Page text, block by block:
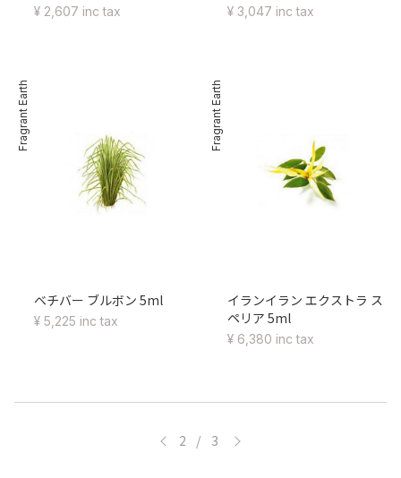
¥ 2,607 inc tax ¥ 3,047 inc tax
Fragrant Earth
ベチバー ブルボン 5ml
¥ 5,225 inc tax
Fragrant Earth
イランイラン エクストラ ス
ペリア 5ml
¥ 6,380 inc tax
< 2 / 3 >